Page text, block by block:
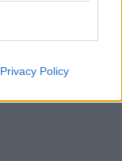
Privacy Policy